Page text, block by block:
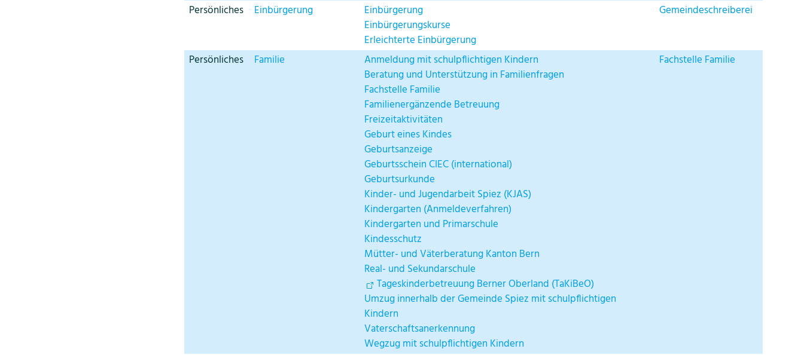
Persönliches Einbürgerung
Einbürgerung
Einbürgerungskurse
Erleichterte Einbürgerung
Gemeindeschreiberei
Persönliches Familie
Anmeldung mit schulpflichtigen Kindern
Beratung und Unterstützung in Familienfragen
Fachstelle Familie
Familienergänzende Betreuung
Freizeitaktivitäten
Geburt eines Kindes
Geburtsanzeige
Geburtsschein CIEC (international)
Geburtsurkunde
Kinder- und Jugendarbeit Spiez (KJAS)
Kindergarten (Anmeldeverfahren)
Kindergarten und Primarschule
Kindesschutz
Mütter- und Väterberatung Kanton Bern
Real- und Sekundarschule
Tageskinderbetreuung Berner Oberland (TaKiBeO)
Umzug innerhalb der Gemeinde Spiez mit schulpflichtigen
Kindern
Vaterschaftsanerkennung
Wegzug mit schulpflichtigen Kindern
Fachstelle Familie